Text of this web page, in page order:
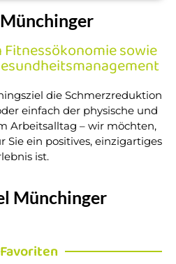
sowie
die Schmerzreduktion
einfach der physische und
Arbeitsalltag – wir möchten,
Sie ein positives, einzigartiges
ist.
Münchinger